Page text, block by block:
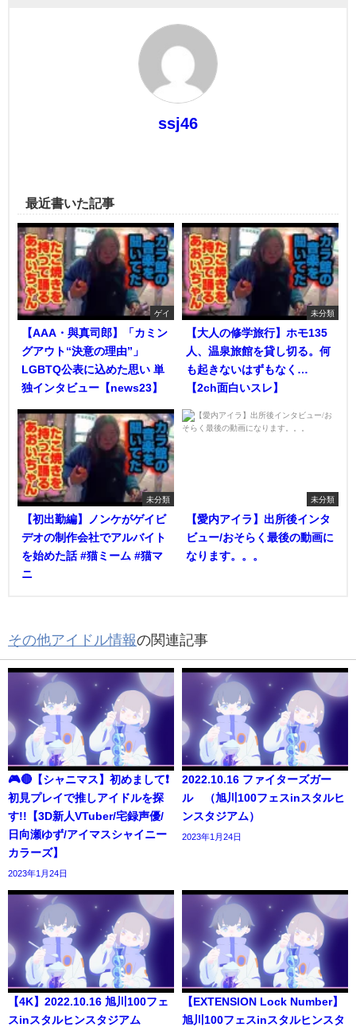
ssj46
最近書いた記事
ゲイ
【AAA・與真司郎】「カミン
グアウト“決意の理由”」
LGBTQ公表に込めた思い 単
独インタビュー【news23】
未分類
【大人の修学旅行】ホモ135
人、温泉旅館を貸し切る。何
も起きないはずもなく…
【2ch面白いスレ】
未分類
【初出勤編】ノンケがゲイビ
デオの制作会社でアルバイト
を始めた話 #猫ミーム #猫マ
ニ
未分類
【愛内アイラ】出所後インタ
ビュー/おそらく最後の動画に
なります。。。
その他アイドル情報の関連記事
🎮🔴【シャニマス】初めまして❗️
初見プレイで推しアイドルを探
す!!【3D新人VTuber/宅録声優/
日向瀬ゆず/アイマスシャイニー
カラーズ】
2023年1月24日
2022.10.16 ファイターズガー
ル （旭川100フェスinスタルヒ
ンスタジアム）
2023年1月24日
【4K】2022.10.16 旭川100フェ
スinスタルヒンスタジアム
【EXTENSION Lock Number】
旭川100フェスinスタルヒンスタ